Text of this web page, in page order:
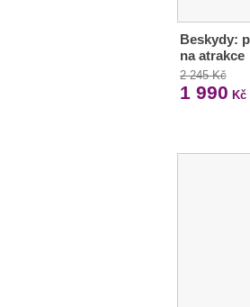
Beskydy:
na atrakce
2 245 Kč
1 990 Kč